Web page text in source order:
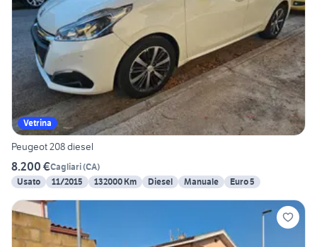
Vetrina
Peugeot 208 diesel
8.200 €Cagliari(CA)
Usato
11/2015 132000 Km Diesel Manuale Euro 5